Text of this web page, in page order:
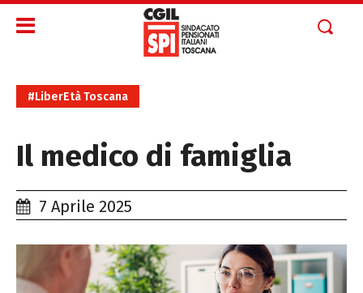
#LiberEtà Toscana
Il medico di famiglia
7 Aprile 2025